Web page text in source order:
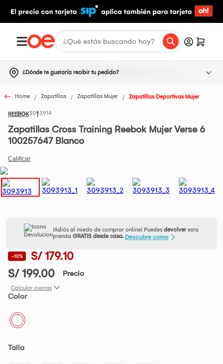
¿Dónde te gustaría recibir tu pedido?
Home Zapatillas Zapatillas Mujer Zapatillas Deportivas Mujer
REEBOK3093914
Zapatillas Cross Training Reebok Mujer Verse 6
100257647 Blanco
¡Adiós al miedo de comprar online! Puedes devolveresta
prenda GRATIS desde casa. Descubre como
-10%
S/ 179.10
S/ 199.00
Precio
Calcular cuotas
Color
Talla